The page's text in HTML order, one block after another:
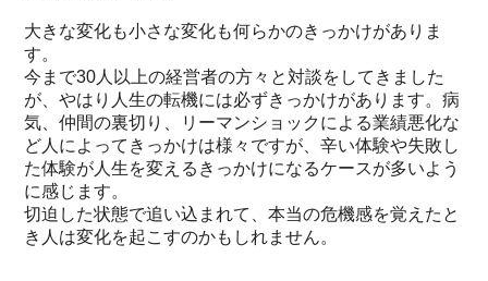
大きな変化も小さな変化も何らかのきっかけがありま
す。
今まで30人以上の経営者の方々と対談をしてきました
が、やはり人生の転機には必ずきっかけがあります。病
気、仲間の裏切り、リーマンショックによる業績悪化な
ど人によってきっかけは様々ですが、辛い体験や失敗し
た体験が人生を変えるきっかけになるケースが多いよう
に感じます。
切迫した状態で追い込まれて、本当の危機感を覚えたと
き人は変化を起こすのかもしれません。